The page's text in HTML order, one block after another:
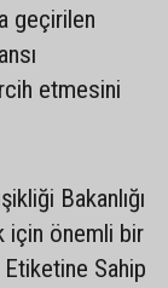
geçirilen
etmesini
Bakanlığı
için önemli bir
Sahip